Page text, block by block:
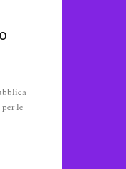
le